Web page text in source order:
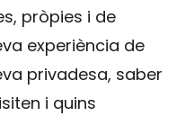
pròpies i de
experiència de
privadesa, saber
i quins